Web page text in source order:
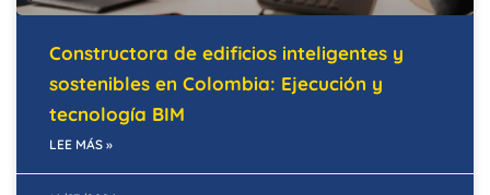
Constructora de edificios inteligentes y
sostenibles en Colombia: Ejecución y
tecnología BIM
LEE MÁS »